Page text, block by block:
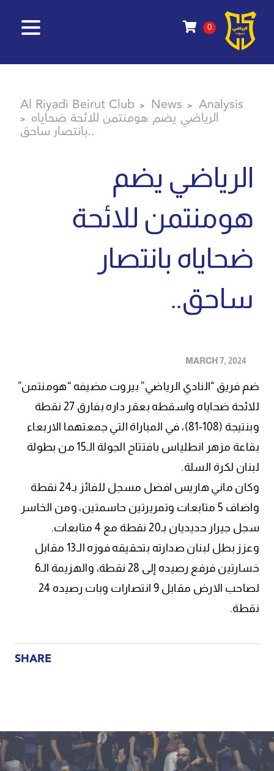
0
Al Riyadi Beirut Club > News > Analysis
> الرياضي يضم هومنتمن للائحة ضحاياه
بانتصار ساحق..
الرياضي يضم
هومنتمن للائحة
ضحاياه بانتصار
ساحق..
ضم فريق “النادي الرياضي” بيروت مضيفه “هومنتمن”
للائحة ضحاياه واسقطه بعقر داره بفارق 27 نقطة
وبنتيجة (108-81)، في المباراة التي جمعتهما الاربعاء
بقاعة مزهر انطلياس بافتتاح الجولة الـ15 من بطولة
لبنان لكرة السلة.
وكان ماني هاريس افضل مسجل للفائز بـ24 نقطة
واضاف 5 متابعات وتمريرتين حاسمتين، ومن الخاسر
سجل جيرار حديديان بـ20 نقطة مع 4 متابعات.
وعزز بطل لبنان صدارته بتحقيقه فوزه الـ13 مقابل
خسارتين فرفع رصيده إلى 28 نقطة، والهزيمة الـ6
لصاحب الارض مقابل 9 انتصارات وبات رصيده 24
نقطة.
SHARE